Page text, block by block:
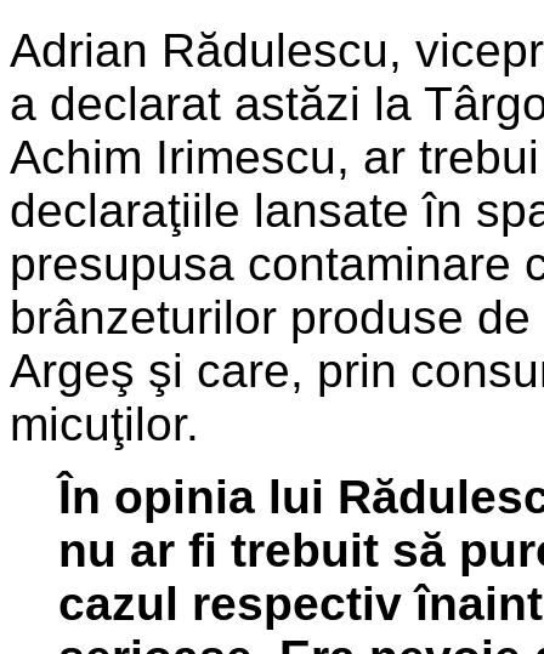
Adrian Rădulescu,
a declarat astăzi la
Achim Irimescu, ar
declaraţiile lansate în
presupusa contaminare
brânzeturilor produse
Argeş şi care, prin
micuţilor.
În opinia lui
nu ar fi trebuit să
cazul respectiv